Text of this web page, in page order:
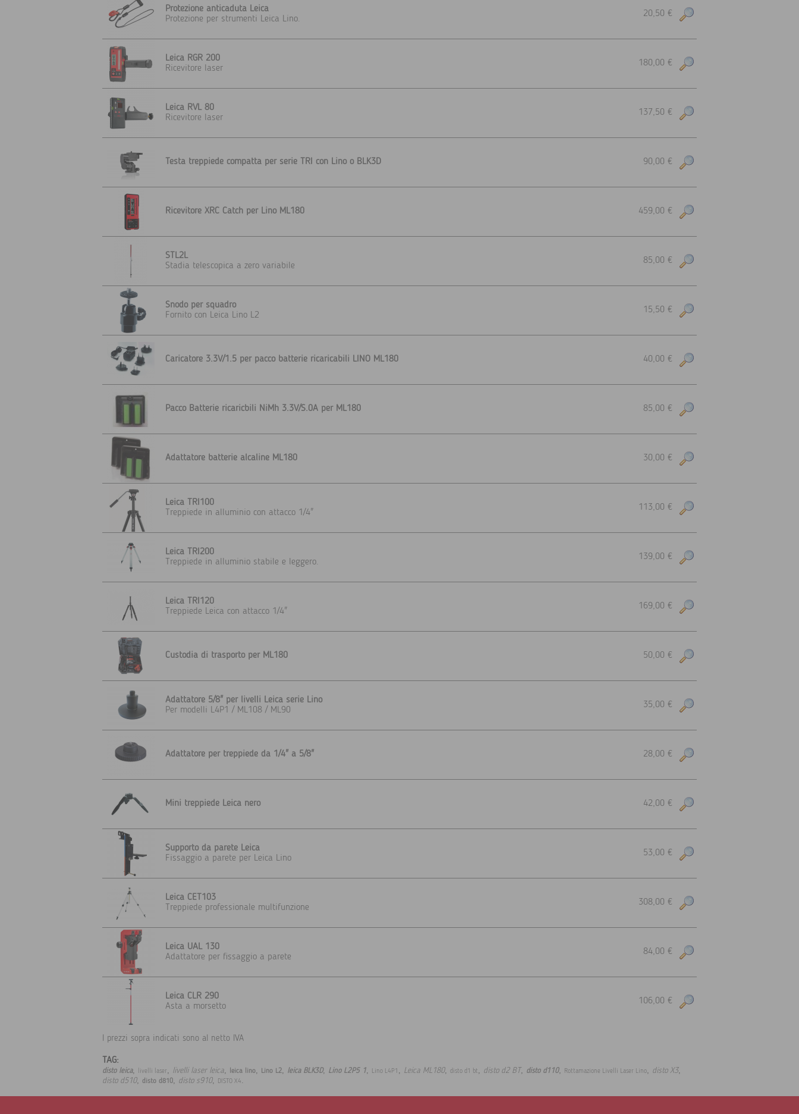
Protezione anticaduta Leica
Protezione per strumenti Leica Lino.
20,50 €
Leica RGR 200
Ricevitore laser
180,00 €
Leica RVL 80
Ricevitore laser
137,50 €
Testa treppiede compatta per serie TRI con Lino o BLK3D 90,00 €
Ricevitore XRC Catch per Lino ML180 459,00 €
STL2L
Stadia telescopica a zero variabile
85,00 €
Snodo per squadro
Fornito con Leica Lino L2
15,50 €
Caricatore 3.3V/1.5 per pacco batterie ricaricabili LINO ML180 40,00 €
Pacco Batterie ricaricbili NiMh 3.3V/S.0A per ML180 85,00 €
Adattatore batterie alcaline ML180 30,00 €
Leica TRI100
Treppiede in alluminio con attacco 1/4"
113,00 €
Leica TRI200
Treppiede in alluminio stabile e leggero.
139,00 €
Leica TRI120
Treppiede Leica con attacco 1/4"
169,00 €
Custodia di trasporto per ML180 50,00 €
Adattatore 5/8" per livelli Leica serie Lino
Per modelli L4P1 / ML108 / ML90
35,00 €
Adattatore per treppiede da 1/4" a 5/8" 28,00 €
Mini treppiede Leica nero 42,00 €
Supporto da parete Leica
Fissaggio a parete per Leica Lino
53,00 €
Leica CET103
Treppiede professionale multifunzione
308,00 €
Leica UAL 130
Adattatore per fissaggio a parete
84,00 €
Leica CLR 290
Asta a morsetto
106,00 €
I prezzi sopra indicati sono al netto IVA
TAG:
disto leica, livelli laser, livelli laser leica, leica lino, Lino L2, leica BLK3D, Lino L2P5 1, Lino L4P1 , Leica ML180, disto d1 bt, disto d2 BT, disto d110, Rottamazione Livelli Laser Lino, disto X3,
disto d510, disto d810, disto s910, DISTO X4.